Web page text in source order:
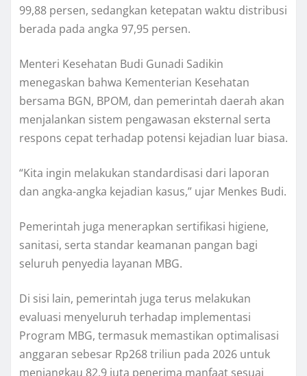
99,88 persen, sedangkan ketepatan waktu distribusi
berada pada angka 97,95 persen.
Menteri Kesehatan Budi Gunadi Sadikin
menegaskan bahwa Kementerian Kesehatan
bersama BGN, BPOM, dan pemerintah daerah akan
menjalankan sistem pengawasan eksternal serta
respons cepat terhadap potensi kejadian luar biasa.
“Kita ingin melakukan standardisasi dari laporan
dan angka-angka kejadian kasus,” ujar Menkes Budi.
Pemerintah juga menerapkan sertifikasi higiene,
sanitasi, serta standar keamanan pangan bagi
seluruh penyedia layanan MBG.
Di sisi lain, pemerintah juga terus melakukan
evaluasi menyeluruh terhadap implementasi
Program MBG, termasuk memastikan optimalisasi
anggaran sebesar Rp268 triliun pada 2026 untuk
menjangkau 82,9 juta penerima manfaat sesuai